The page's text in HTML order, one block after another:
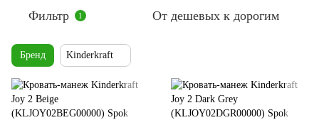
Фильтр 1 От дешевых к дорогим
Бренд Kinderkraft